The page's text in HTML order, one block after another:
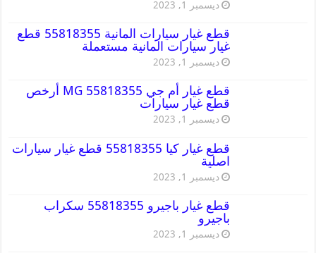
ديسمبر 1, 2023
قطع غيار سيارات المانية 55818355 قطع
غيار سيارات المانية مستعملة
ديسمبر 1, 2023
قطع غيار أم جي MG 55818355 أرخص
قطع غيار سيارات
ديسمبر 1, 2023
قطع غيار كيا 55818355 قطع غيار سيارات
اصلية
ديسمبر 1, 2023
قطع غيار باجيرو 55818355 سكراب
باجيرو
ديسمبر 1, 2023